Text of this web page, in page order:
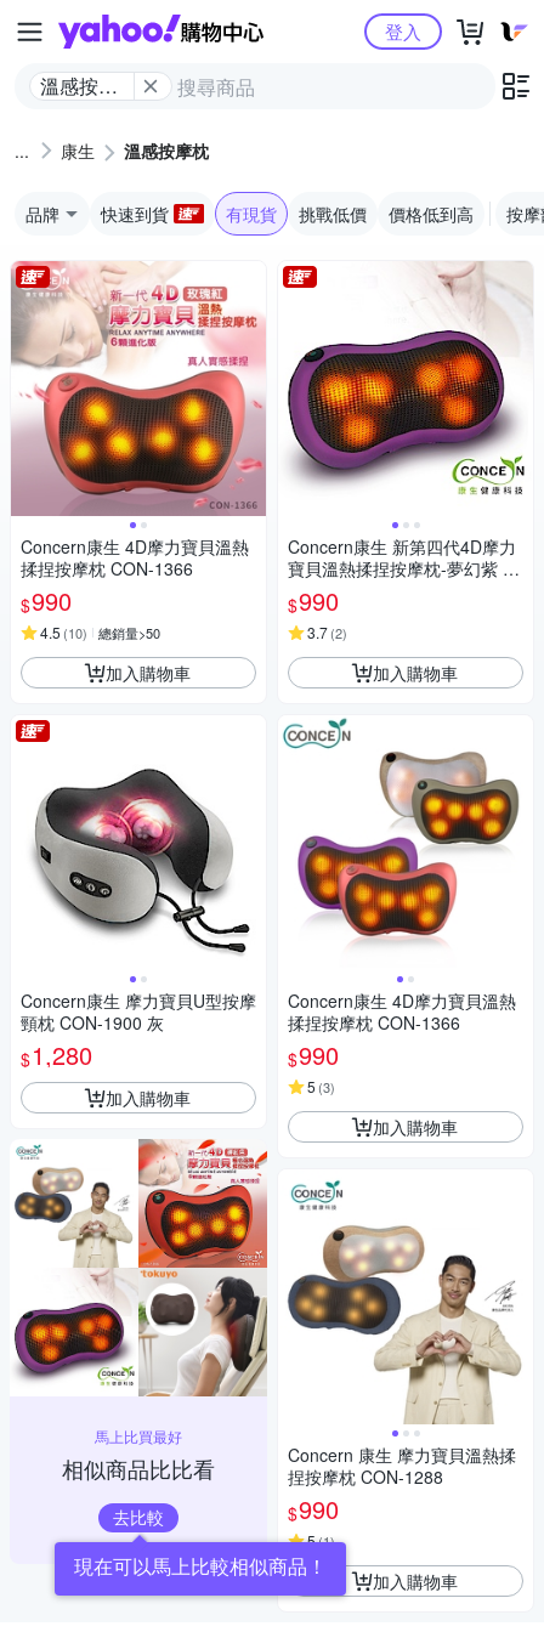
Yahoo購物中心
溫感按摩
登入
康生 溫感按摩枕
品牌 快速到貨 有現貨 挑戰低價 價格低到高 按
Concern康生 4D摩力寶貝溫熱
揉捏按摩枕 CON-1366
$990
4.5 (10) 總銷量>50
加入購物車
Concern康生 摩力寶貝U型按摩
頸枕 CON-1900 灰
$1,280
加入購物車
馬上比買最好
相似商品比比看
去比較
現在可以馬上比較相似商品！
Concern康生 新第四代4D摩力
寶貝溫熱揉捏按摩枕-夢幻紫 C
ON-1288
$990
3.7(2)
加入購物車
Concern康生 4D摩力寶貝溫熱
揉捏按摩枕 CON-1366
$990
5 (3)
加入購物車
Concern 康生 摩力寶貝溫熱揉
捏按摩枕 CON-1288
$990
5(1)
加入購物車